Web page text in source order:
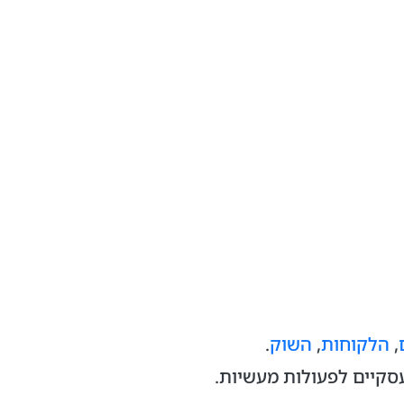
, הלקוחות, השוק.